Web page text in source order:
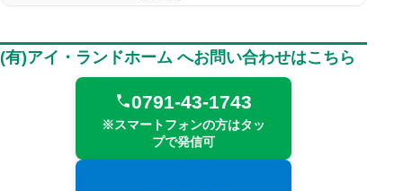
(有)アイ・ランドホーム へお問い合わせはこちら
0791-43-1743
※スマートフォンの方はタッ
プで発信可